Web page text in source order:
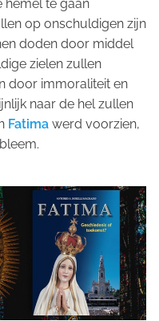
hemel te gaan
op onschuldigen zijn
doden door middel
zielen zullen
door immoraliteit en
naar de hel zullen
Fatima werd voorzien,